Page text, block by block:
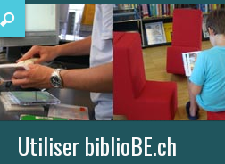
Utiliser biblioBE.ch